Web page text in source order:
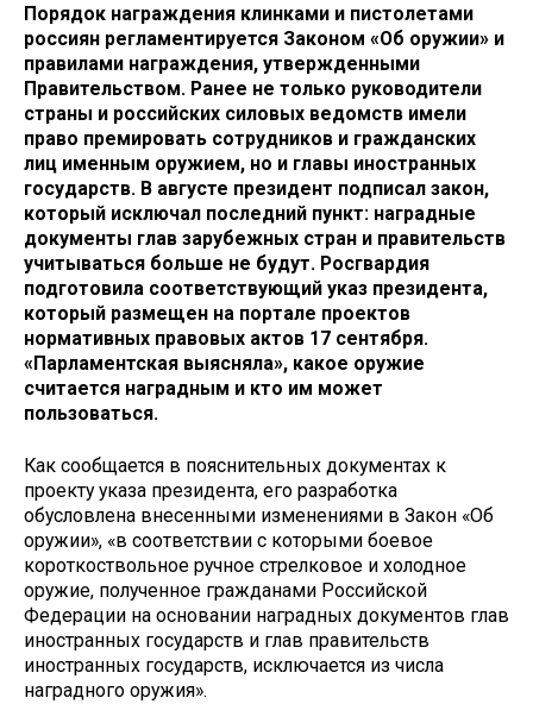
Порядок награждения клинками и пистолетами
россиян регламентируется Законом «Об оружии» и
правилами награждения, утвержденными
Правительством. Ранее не только руководители
страны и российских силовых ведомств имели
право премировать сотрудников и гражданских
лиц именным оружием, но и главы иностранных
государств. В августе президент подписал закон,
который исключал последний пункт: наградные
документы глав зарубежных стран и правительств
учитываться больше не будут. Росгвардия
подготовила соответствующий указ президента,
который размещен на портале проектов
нормативных правовых актов 17 сентября.
«Парламентская выясняла», какое оружие
считается наградным и кто им может
пользоваться.
Как сообщается в пояснительных документах к
проекту указа президента, его разработка
обусловлена внесенными изменениями в Закон «Об
оружии», «в соответствии с которыми боевое
короткоствольное ручное стрелковое и холодное
оружие, полученное гражданами Российской
Федерации на основании наградных документов глав
иностранных государств и глав правительств
иностранных государств, исключается из числа
наградного оружия».